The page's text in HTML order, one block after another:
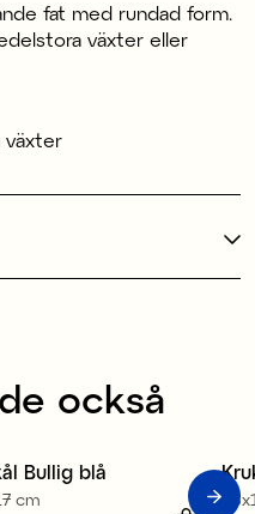
fat med rundad form.
växter eller
växter
också
Bullig blå
cm